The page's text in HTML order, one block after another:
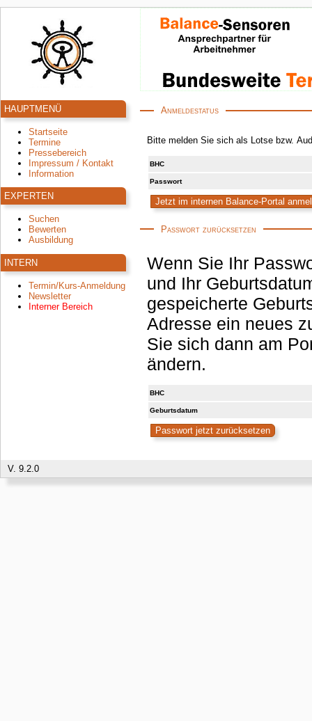
HAUPTMENÜ
Startseite
Termine
Pressebereich
Impressum / Kontakt
Information
EXPERTEN
Suchen
Bewerten
Ausbildung
INTERN
Termin/Kurs-Anmeldung
Newsletter
Interner Bereich
Anmeldestatus
Bitte melden Sie sich als Lotse bzw.
BHC
Passwort
Passwort zurücksetzen
Wenn Sie Ihr
und Ihr
gespeicherte Geburtsdatum korrekt ist, wird an die hinterlegte E-Mail-
Adresse ein neues
Sie sich dann am Portal anmelden, sollten es aber umgehend
ändern.
BHC
Geburtsdatum
V. 9.2.0